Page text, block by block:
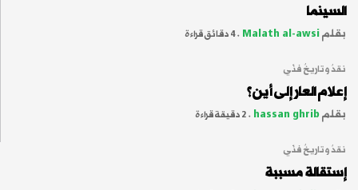
السينما
بقلمMalath al-awsi
.4 دقائق قراءة
نقدٌ وتاريخٌ فنّي
إعلام العار إلى أين؟
بقلمhassan ghrib
.2 دقيقة قراءة
نقدٌ وتاريخٌ فنّي
إستقالة مسببة